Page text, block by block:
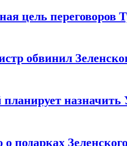
цель переговоров
обвинил
назначить
о подарках